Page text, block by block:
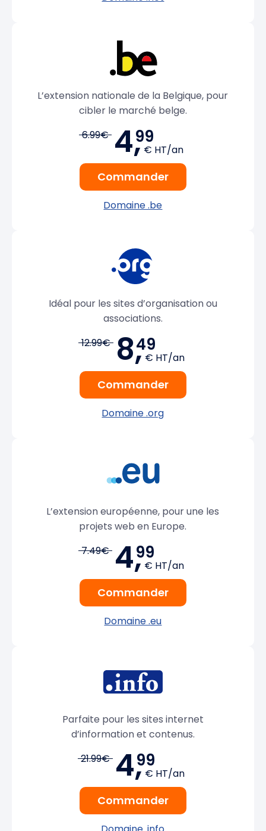
L’extension nationale de la Belgique, pour
cibler le marché belge.
6.99€ 4,99
€ HT/an
Commander
Domaine .be
Idéal pour les sites d’organisation ou
associations.
12.99€ 8,49
€ HT/an
Commander
Domaine .org
L’extension européenne, pour une les
projets web en Europe.
7.49€ 4,99
€ HT/an
Commander
Domaine .eu
Parfaite pour les sites internet
d’information et contenus.
21.99€ 4,99
€ HT/an
Commander